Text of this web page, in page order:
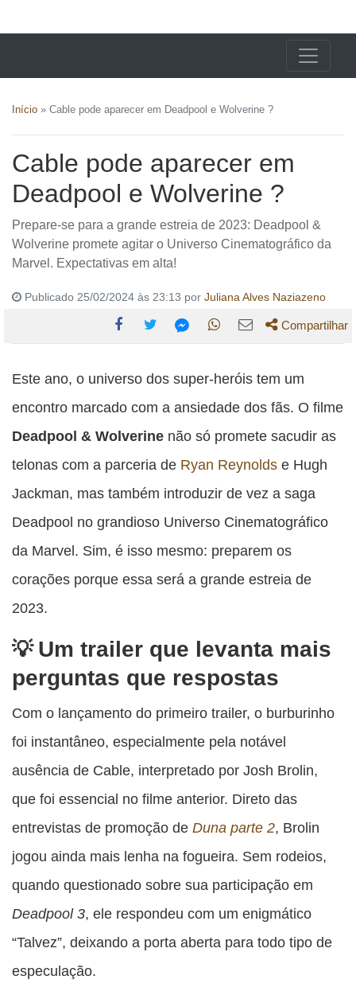
Início » Cable pode aparecer em Deadpool e Wolverine ?
Cable pode aparecer em
Deadpool e Wolverine ?
Prepare-se para a grande estreia de 2023: Deadpool &
Wolverine promete agitar o Universo Cinematográfico da
Marvel. Expectativas em alta!
Publicado 25/02/2024 às 23:13 por Juliana Alves Naziazeno
esta esta
publicação
esta
publicação
com
esta
publicação
WhatsApp
esta
publicação
Compartilhar
Este ano, o universo dos super-heróis tem um
encontro marcado com a ansiedade dos fãs. O filme
Deadpool & Wolverine não só promete sacudir as
telonas com a parceria de Ryan Reynolds e Hugh
Jackman, mas também introduzir de vez a saga
Deadpool no grandioso Universo Cinematográfico
da Marvel. Sim, é isso mesmo: preparem os
corações porque essa será a grande estreia de
2023.
Um trailer que levanta mais
perguntas que respostas
Com o lançamento do primeiro trailer, o burburinho
foi instantâneo, especialmente pela notável
ausência de Cable, interpretado por Josh Brolin,
que foi essencial no filme anterior. Direto das
entrevistas de promoção de Duna parte 2, Brolin
jogou ainda mais lenha na fogueira. Sem rodeios,
quando questionado sobre sua participação em
Deadpool 3, ele respondeu com um enigmático
“Talvez”, deixando a porta aberta para todo tipo de
especulação.